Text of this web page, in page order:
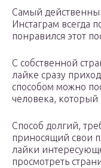
Самый
Инстаграм всегда
понравился этот
С собственной
лайке сразу
способом можно
человека, который
Способ долгий,
приносящий свои
лайки
просмотреть